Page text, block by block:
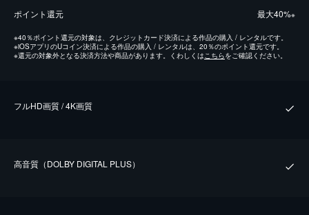
ポイント還元 最⼤40%※
※40％ポイント還元の対象は、クレジットカード決済による作品の購入 / レンタルです。
※iOSアプリのUコイン決済による作品の購入 / レンタルは、20％のポイント還元です。
※還元の対象外となる決済方法や商品があります。くわしくはこちらをご確認ください。
フルHD画質 / 4K画質
⾼⾳質（DOLBY DIGITAL PLUS）